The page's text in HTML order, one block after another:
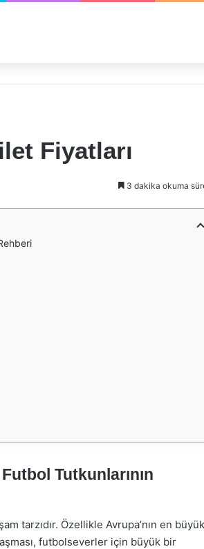
Fiyatları
3 dakika okuma
Tutkunlarının
tarzıdır. Özellikle Avrupa’nın en büyük
futbolseverler için büyük bir